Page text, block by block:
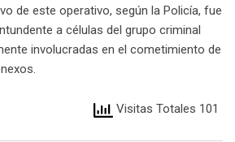
de este operativo, según la Policía, fue
a células del grupo criminal
involucradas en el cometimiento de
Visitas Totales 101